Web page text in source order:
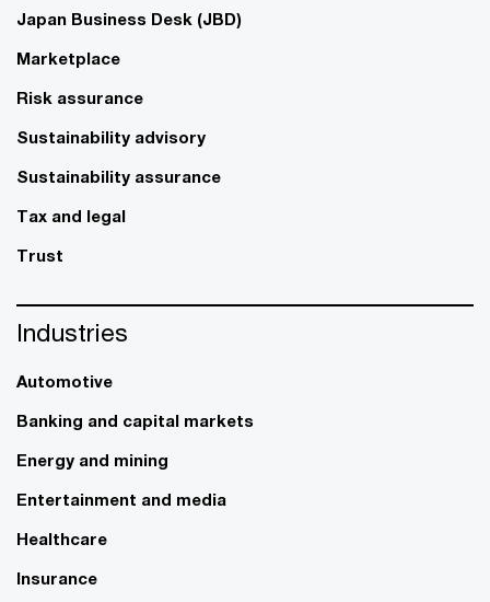
Japan Business Desk (JBD)
Marketplace
Risk assurance
Sustainability advisory
Sustainability assurance
Tax and legal
Trust
Industries
Automotive
Banking and capital markets
Energy and mining
Entertainment and media
Healthcare
Insurance